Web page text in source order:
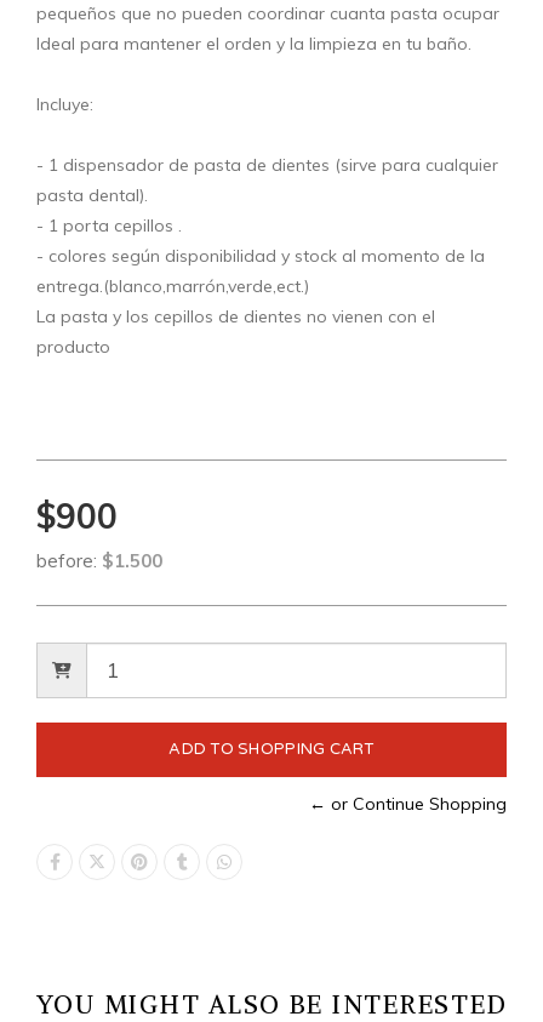
pequeños que no pueden coordinar cuanta pasta ocupar
Ideal para mantener el orden y la limpieza en tu baño.
Incluye:
- 1 dispensador de pasta de dientes (sirve para cualquier
pasta dental).
- 1 porta cepillos .
- colores según disponibilidad y stock al momento de la
entrega.(blanco,marrón,verde,ect.)
La pasta y los cepillos de dientes no vienen con el
producto
$900
before: $1.500
← or Continue Shopping
YOU MIGHT ALSO BE INTERESTED